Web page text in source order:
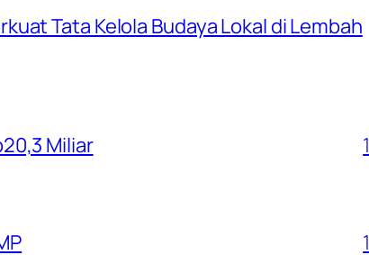
Tata Kelola Budaya Lokal di Lembah
Miliar